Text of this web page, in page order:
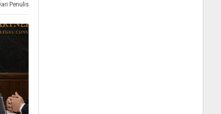
Penulis